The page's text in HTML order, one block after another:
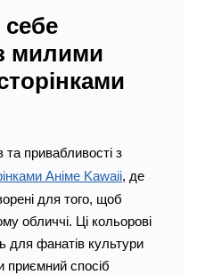
милими
та привабливості з
Аніме Kawaii, де
для того, щоб
обличчі. Ці кольорові
для фанатів культури
приємний спосіб